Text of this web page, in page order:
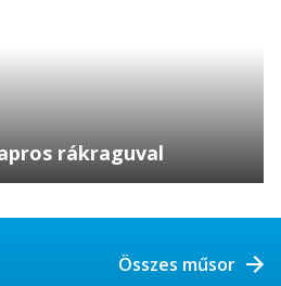
rákraguval
Összes műsor